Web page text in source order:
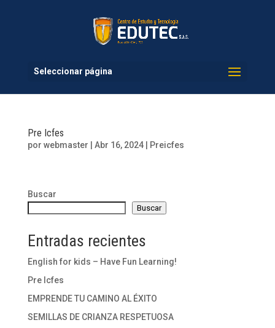
Seleccionar página
Pre Icfes
por webmaster Abr 16, 2024| Preicfes
Buscar
Buscar
Entradas recientes
English for kids – Have Fun Learning!
Pre Icfes
EMPRENDE TU CAMINO AL ÉXITO
SEMILLAS DE CRIANZA RESPETUOSA